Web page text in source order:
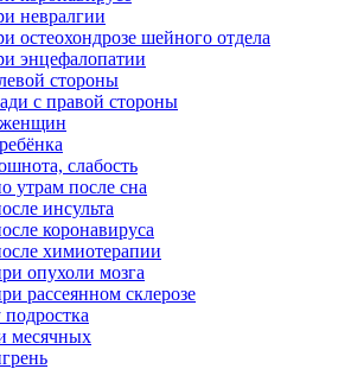
невралгии
остеохондрозе шейного отдела
энцефалопатии
стороны
с правой стороны
женщин
слабость
утрам после сна
инсульта
коронавируса
химиотерапии
опухоли мозга
рассеянном склерозе
месячных